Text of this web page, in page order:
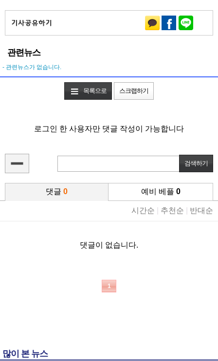
관련뉴스
- 관련뉴스가 없습니다.
목록으로 스크랩하기
로그인 한 사용자만 댓글 작성이 가능합니다
댓글 0 예비 베플 0
시간순 추천순 반대순
댓글이 없습니다.
1
많이 본 뉴스